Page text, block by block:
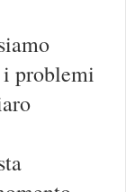
i problemi